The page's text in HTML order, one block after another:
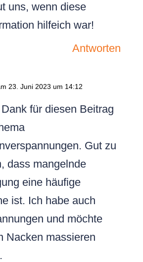
uns, wenn diese
hilfeich war!
Antworten
23. Juni 2023 um 14:12
für diesen Beitrag
Gut zu
dass mangelnde
eine häufige
ist. Ich habe auch
und möchte
Nacken massieren